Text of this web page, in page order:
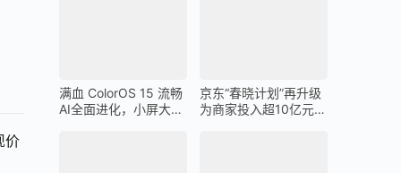
价
满血 ColorOS 15 流畅
AI全面进化，小屏大魔
京东“春晓计划”再升级
为商家投入超10亿元广